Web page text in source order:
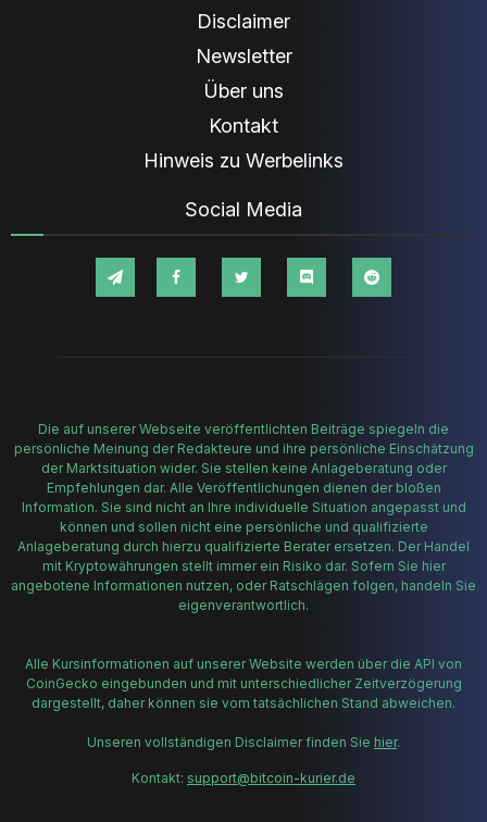
Disclaimer
Newsletter
Über uns
Kontakt
Hinweis zu Werbelinks
Social Media
Die auf unserer Webseite veröffentlichten Beiträge spiegeln die
persönliche Meinung der Redakteure und ihre persönliche Einschätzung
der Marktsituation wider. Sie stellen keine Anlageberatung oder
Empfehlungen dar. Alle Veröffentlichungen dienen der bloßen
Information. Sie sind nicht an Ihre individuelle Situation angepasst und
können und sollen nicht eine persönliche und qualifizierte
Anlageberatung durch hierzu qualifizierte Berater ersetzen. Der Handel
mit Kryptowährungen stellt immer ein Risiko dar. Sofern Sie hier
angebotene Informationen nutzen, oder Ratschlägen folgen, handeln Sie
eigenverantwortlich.
Alle Kursinformationen auf unserer Website werden über die API von
CoinGecko eingebunden und mit unterschiedlicher Zeitverzögerung
dargestellt, daher können sie vom tatsächlichen Stand abweichen.
Unseren vollständigen Disclaimer finden Sie hier.
Kontakt: support@bitcoin-kurier.de